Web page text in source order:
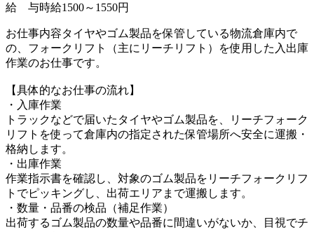
給 与時給1500～1550円
お仕事内容タイヤやゴム製品を保管している物流倉庫内で
の、フォークリフト（主にリーチリフト）を使用した入出庫
作業のお仕事です。
【具体的なお仕事の流れ】
・入庫作業
トラックなどで届いたタイヤやゴム製品を、リーチフォーク
リフトを使って倉庫内の指定された保管場所へ安全に運搬・
格納します。
・出庫作業
作業指示書を確認し、対象のゴム製品をリーチフォークリフ
トでピッキングし、出荷エリアまで運搬します。
・数量・品番の検品（補足作業）
出荷するゴム製品の数量や品番に間違いがないか、目視でチ